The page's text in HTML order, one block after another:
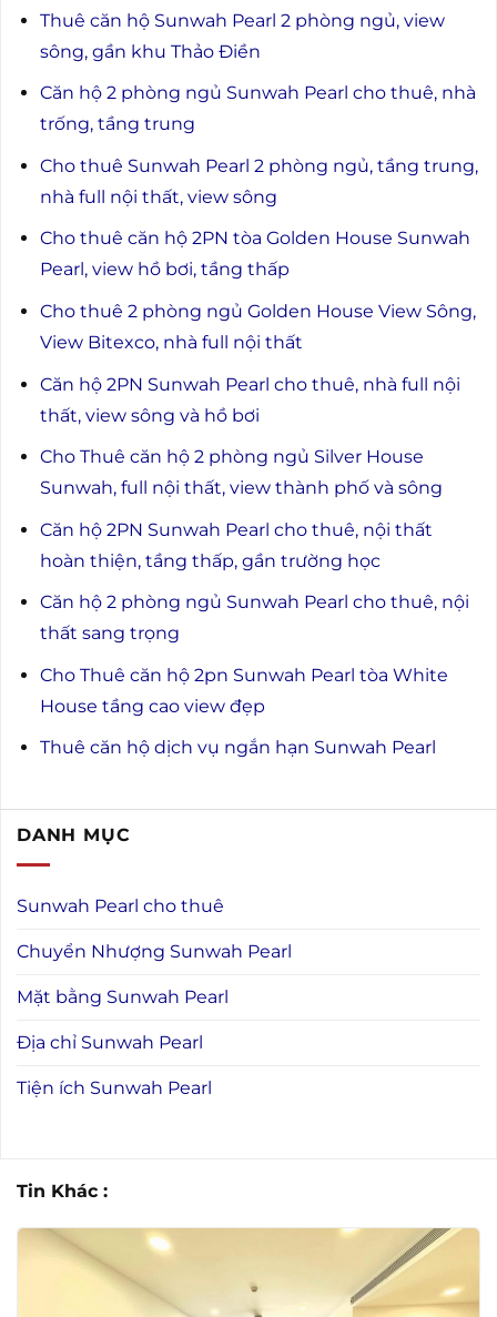
Thuê căn hộ Sunwah Pearl 2 phòng ngủ, view
sông, gần khu Thảo Điền
Căn hộ 2 phòng ngủ Sunwah Pearl cho thuê, nhà
trống, tầng trung
Cho thuê Sunwah Pearl 2 phòng ngủ, tầng trung,
nhà full nội thất, view sông
Cho thuê căn hộ 2PN tòa Golden House Sunwah
Pearl, view hồ bơi, tầng thấp
Cho thuê 2 phòng ngủ Golden House View Sông,
View Bitexco, nhà full nội thất
Căn hộ 2PN Sunwah Pearl cho thuê, nhà full nội
thất, view sông và hồ bơi
Cho Thuê căn hộ 2 phòng ngủ Silver House
Sunwah, full nội thất, view thành phố và sông
Căn hộ 2PN Sunwah Pearl cho thuê, nội thất
hoàn thiện, tầng thấp, gần trường học
Căn hộ 2 phòng ngủ Sunwah Pearl cho thuê, nội
thất sang trọng
Cho Thuê căn hộ 2pn Sunwah Pearl tòa White
House tầng cao view đẹp
Thuê căn hộ dịch vụ ngắn hạn Sunwah Pearl
DANH MỤC
Sunwah Pearl cho thuê
Chuyển Nhượng Sunwah Pearl
Mặt bằng Sunwah Pearl
Địa chỉ Sunwah Pearl
Tiện ích Sunwah Pearl
Tin Khác :